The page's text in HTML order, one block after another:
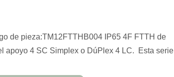
de pieza:TM12FTTHB004 IP65 4F FTTH de
apoyo 4 SC Simplex o DúPlex 4 LC. Esta serie